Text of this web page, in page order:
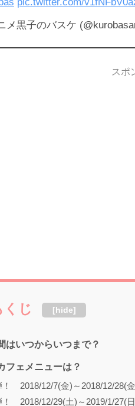
メ黒子のバスケ
スポ
くじ [hide]
はいつからいつまで？
フェメニューは？
！ 2018/12/7(金)～2018/12/28(
！ 2018/12/29(土)～2019/1/27(